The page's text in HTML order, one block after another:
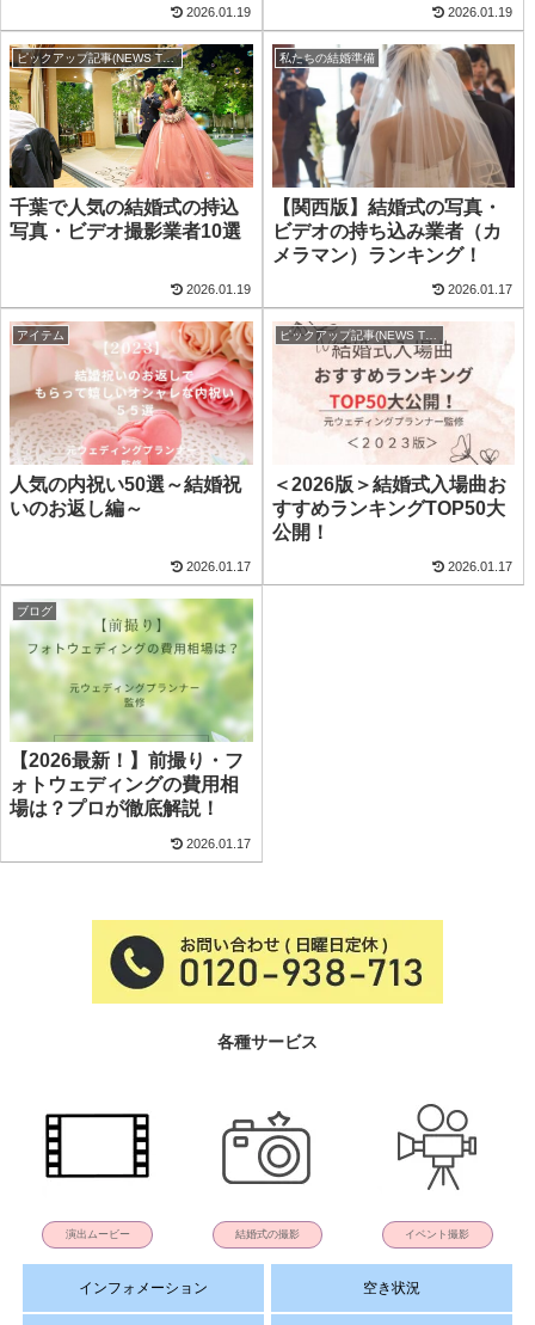
2026.01.19 2026.01.19
ピックアップ記事(NEWS TOP)
千葉で人気の結婚式の持込
写真・ビデオ撮影業者10選
2026.01.19
私たちの結婚準備
【関西版】結婚式の写真・
ビデオの持ち込み業者（カ
メラマン）ランキング！
2026.01.17
アイテム
人気の内祝い50選～結婚祝
いのお返し編～
2026.01.17
ピックアップ記事(NEWS TOP)
＜2026版＞結婚式入場曲お
すすめランキングTOP50大
公開！
2026.01.17
ブログ
【2026最新！】前撮り・フ
ォトウェディングの費用相
場は？プロが徹底解説！
2026.01.17
各種サービス
演出ムービー 結婚式の撮影 イベント撮影
インフォメーション 空き状況